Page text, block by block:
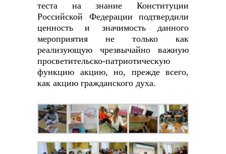
теста на знание Конституции
Российской Федерации подтвердили
ценность и значимость данного
мероприятия не только как
реализующую чрезвычайно важную
просветительско-патриотическую
функцию акцию, но, прежде всего,
как акцию гражданского духа.